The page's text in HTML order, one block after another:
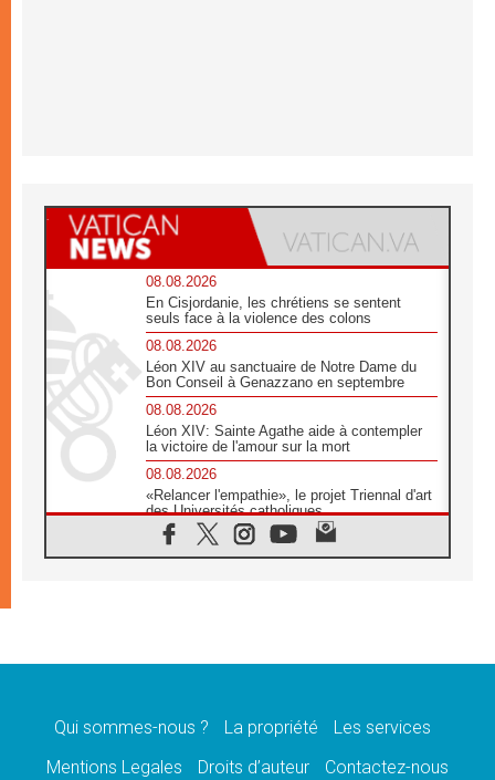
08.08.2026
En Cisjordanie, les chrétiens se sentent
seuls face à la violence des colons
08.08.2026
Léon XIV au sanctuaire de Notre Dame du
Bon Conseil à Genazzano en septembre
08.08.2026
Léon XIV: Sainte Agathe aide à contempler
la victoire de l'amour sur la mort
08.08.2026
«Relancer l'empathie», le projet Triennal d'art
des Universités catholiques
08.08.2026
Signis 2026, donner la parole aux religieuses
07.08.2026
07.08.2026
de l'Assomption et mémoire nationale
Qui sommes-nous ? La propriété
Les services
Mentions Legales
Droits d’auteur Contactez-nous